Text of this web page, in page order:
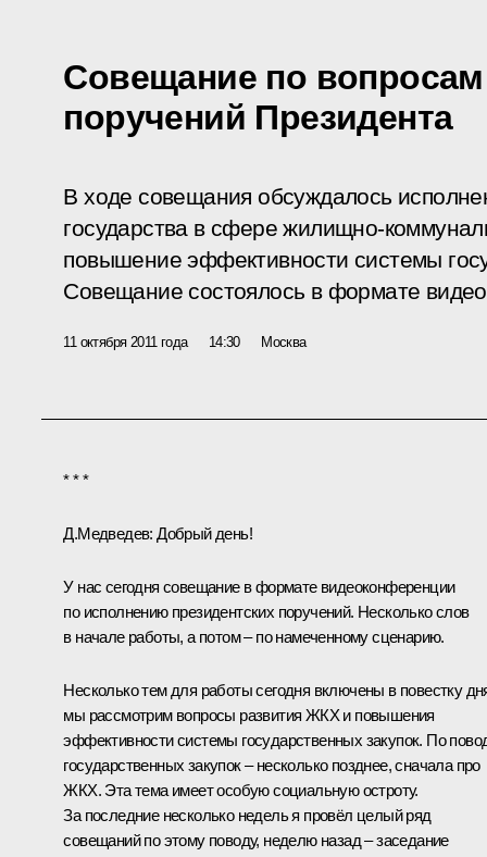
Совещание по
поручений Президента
В ходе совещания обсуждалось
государства в сфере жилищно-
повышение эффективности системы
Совещание состоялось в формате
11 октября 2011 года 14:30 Москва
* * *
Д.Медведев: Добрый день!
У нас сегодня совещание в формате видеоконференции
по исполнению президентских поручений. Несколько слов
в начале работы, а потом – по намеченному сценарию.
Несколько тем для работы сегодня включены в повестку
мы рассмотрим вопросы развития ЖКХ и повышения
эффективности системы государственных закупок. По
государственных закупок – несколько позднее, сначала про
ЖКХ. Эта тема имеет особую социальную остроту.
За последние несколько недель я провёл целый ряд
совещаний по этому поводу, неделю назад –заседание